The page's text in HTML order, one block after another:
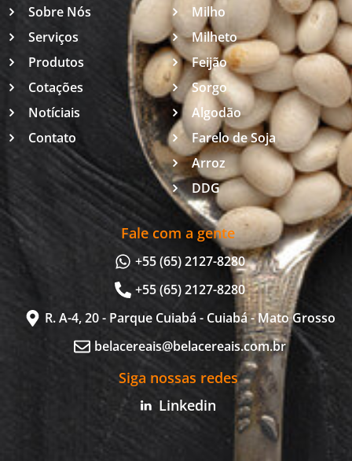
Sobre Nós
Serviços
Produtos
Cotações
Notíciais
Contato
Milho
Milheto
Feijão
Sorgo
Algodão
Farelo de Soja
Arroz
DDG
Fale com a gente
+55 (65) 2127-8280
+55 (65) 2127-8280
R. A-4, 20 - Parque Cuiabá - Cuiabá - Mato Grosso
belacereais@belacereais.com.br
Siga nossas redes
Linkedin